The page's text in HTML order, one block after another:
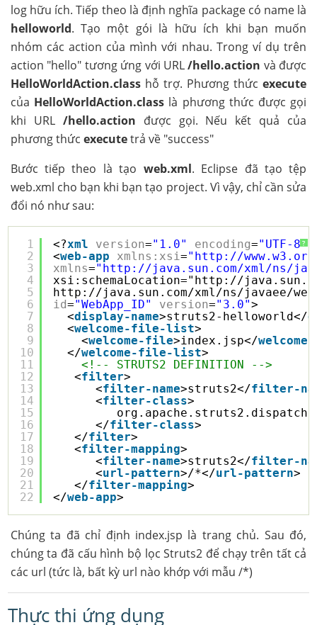
log hữu ích. Tiếp theo là định nghĩa package có name là
helloworld. Tạo một gói là hữu ích khi bạn muốn
nhóm các action của mình với nhau. Trong ví dụ trên
action "hello" tương ứng với URL/hello.action và được
HelloWorldAction.classhỗ trợ. Phương thứcexecute
của HelloWorldAction.classlà phương thức được gọi
khi URL /hello.action được gọi. Nếu kết quả của
phương thức executetrả về "success"
Bước tiếp theo là tạo web.xml. Eclipse đã tạo tệp
web.xml cho bạn khi bạn tạo project. Vì vậy, chỉ cần sửa
đổi nó như sau:
?
1
2
3
4
5
6
7
8
9
10
11
12
13
14
15
16
17
18
19
20
21
22
<?xml version="1.0" encoding="UTF-8"
<web-app xmlns:xsi=" http://www.w3.org/
xmlns=" http://java.sun.com/xml/ns/
xsi:schemaLocation=" http://
http://java.sun.com/xml/ns/javaee/
id="WebApp_ID" version="3.0">
<display-name>struts2-helloworld</
<welcome-file-list>
<welcome-file>index.jsp</
</welcome-file-list>
<!-- STRUTS2 DEFINITION -->
<filter>
<filter-name>struts2</filter-
<filter-class>
</filter-class>
</filter>
<filter-mapping>
<filter-name>struts2</filter-
<url-pattern>/*</url-pattern>
</filter-mapping>
</web-app>
Chúng ta đã chỉ định index.jsp là trang chủ. Sau đó,
chúng ta đã cấu hình bộ lọc Struts2 để chạy trên tất cả
các url (tức là, bất kỳ url nào khớp với mẫu /*)
Thực thi ứng dụng